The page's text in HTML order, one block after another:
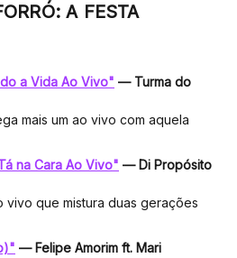
A FESTA
a Vida Ao Vivo" — Turma do
mais um ao vivo com aquela
na Cara Ao Vivo" — Di Propósito
que mistura duas gerações
— Felipe Amorim ft. Mari